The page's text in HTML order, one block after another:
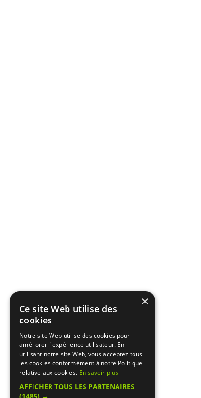
×
Ce site Web utilise des
cookies
Notre site Web utilise des cookies pour
améliorer l'expérience utilisateur. En
utilisant notre site Web, vous acceptez tous
les cookies conformément à notre Politique
relative aux cookies. En savoir plus
AFFICHER TOUS LES PARTENAIRES
(1485) →